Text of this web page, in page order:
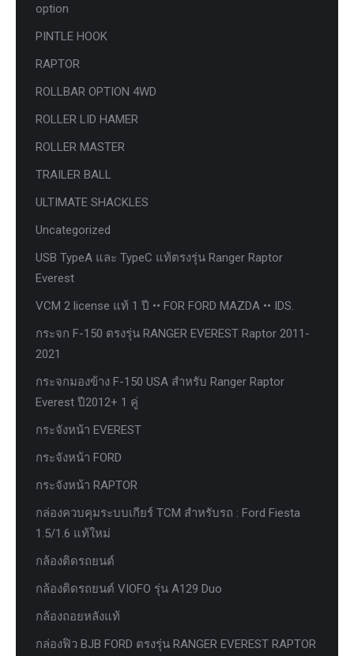
option
PINTLE HOOK
RAPTOR
ROLLBAR OPTION 4WD
ROLLER LID HAMER
ROLLER MASTER
TRAILER BALL
ULTIMATE SHACKLES
Uncategorized
USB TypeA และ TypeC แท้ตรงรุ่น Ranger Raptor
Everest
VCM 2 license แท้ 1 ปี •• FOR FORD MAZDA •• IDS.
กระจก F-150 ตรงรุ่น RANGER EVEREST Raptor 2011-
2021
กระจกมองข้าง F-150 USA สำหรับ Ranger Raptor
Everest ปี2012+ 1 คู่
กระจังหน้า EVEREST
กระจังหน้า FORD
กระจังหน้า RAPTOR
กล่องควบคุมระบบเกียร์ TCM สำหรับรถ : Ford Fiesta
1.5/1.6 แท้ใหม่
กล้องติดรถยนต์
กล้องติดรถยนต์ VIOFO รุ่น A129 Duo
กล้องถอยหลังแท้
กล่องฟิว BJB FORD ตรงรุ่น RANGER EVEREST RAPTOR